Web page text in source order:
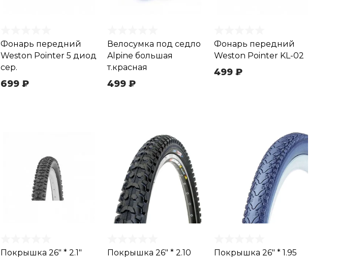
Фонарь передний
Weston Pointer 5 диод
сер.
699 ₽
Велосумка под седло
Alpine большая
т.красная
499 ₽
Фонарь передний
Weston Pointer KL-02
499 ₽
Покрышка 26" * 2.1"
Покрышка 26" * 2.10
Покрышка 26" * 1.95